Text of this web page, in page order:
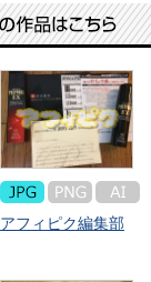
アフィピク編集部